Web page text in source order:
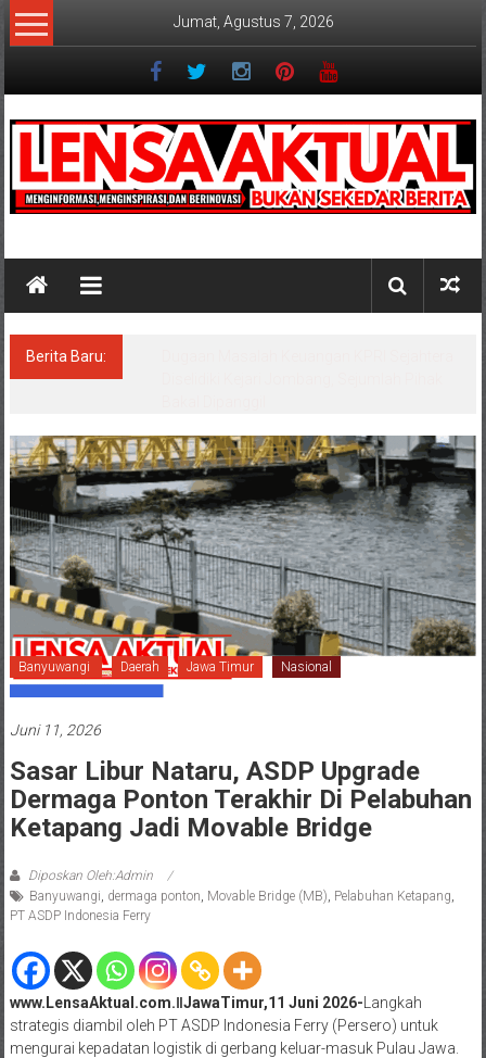
Lompat
ke
Jumat, Agustus 7, 2026
Berita Baru:
Banyuwangi Daerah Jawa Timur Nasional
Juni 11, 2026
Sasar Libur Nataru, ASDP Upgrade
Dermaga Ponton Terakhir Di Pelabuhan
Ketapang Jadi Movable Bridge
Diposkan Oleh:Admin
Banyuwangi dermaga ponton Movable Bridge (MB) Pelabuhan Ketapang
PT ASDP Indonesia Ferry
www.LensaAktual.com.ǁJawaTimur,11 Juni 2026- Langkah
strategis diambil oleh PT ASDP Indonesia Ferry (Persero) untuk
mengurai kepadatan logistik di gerbang keluar-masuk Pulau Jawa.